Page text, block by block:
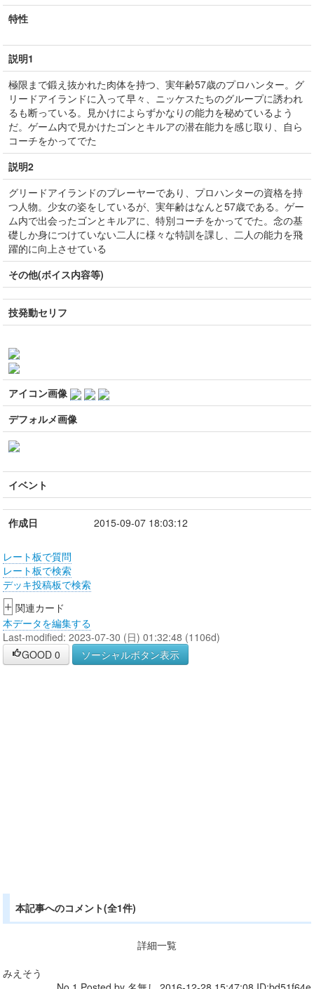
特性
説明1
極限まで鍛え抜かれた肉体を持つ、実年齢57歳のプロハンター。グ
リードアイランドに入って早々、ニッケスたちのグループに誘われ
るも断っている。見かけによらずかなりの能力を秘めているよう
だ。ゲーム内で見かけたゴンとキルアの潜在能力を感じ取り、自ら
コーチをかってでた
説明2
グリードアイランドのプレーヤーであり、プロハンターの資格を持
つ人物。少女の姿をしているが、実年齢はなんと57歳である。ゲー
ム内で出会ったゴンとキルアに、特別コーチをかってでた。念の基
礎しか身につけていない二人に様々な特訓を課し、二人の能力を飛
躍的に向上させている
その他(ボイス内容等)
技発動セリフ
アイコン画像
デフォルメ画像
イベント
作成日 2015-09-07 18:03:12
レート板で質問
レート板で検索
デッキ投稿板で検索
+ 関連カード
本データを編集する
Last-modified: 2023-07-30 (日) 01:32:48 (1106d)
GOOD 0 ソーシャルボタン表示
本記事へのコメント(全1件)
詳細一覧
みえそう